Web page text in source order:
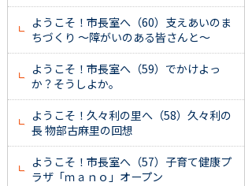
ようこそ！市長室へ（60）支えあいのま
ちづくり ～障がいのある皆さんと～
ようこそ！市長室へ（59）でかけよっ
か？そうしよか。
ようこそ！久々利の里へ（58）久々利の
長 物部古麻里の回想
ようこそ！市長室へ（57）子育て健康プ
ラザ「ｍａｎｏ」オープン